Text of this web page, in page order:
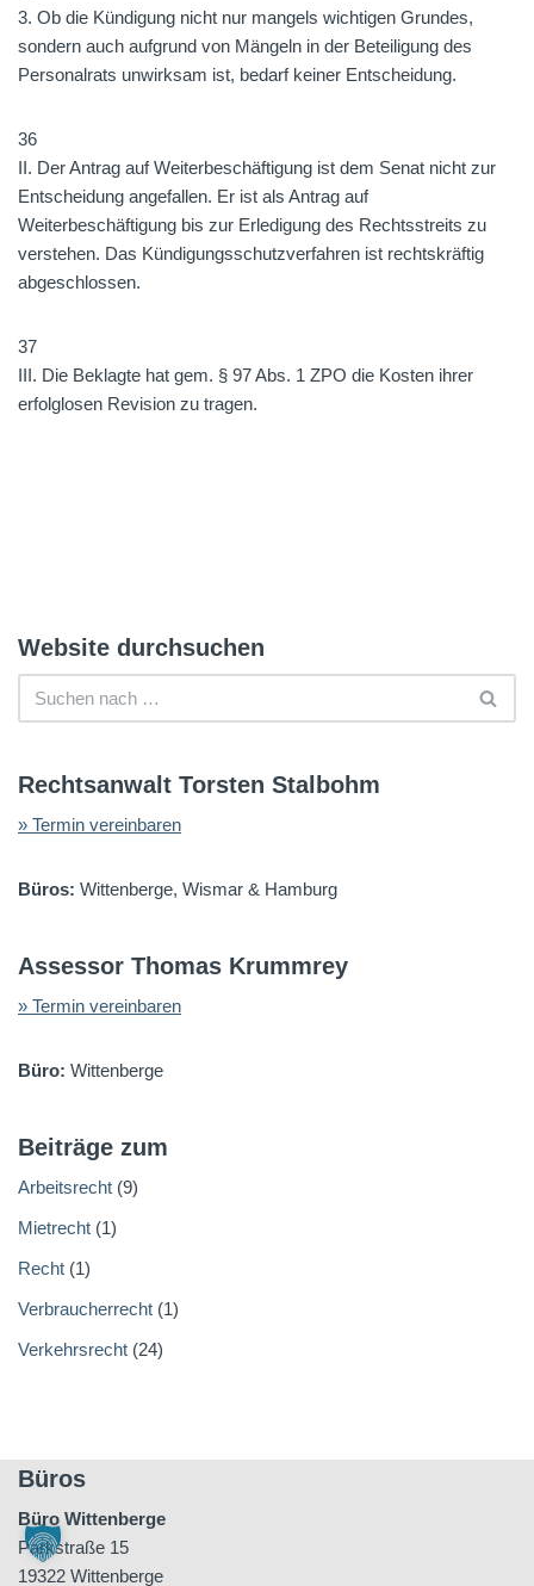
3. Ob die Kündigung nicht nur mangels wichtigen Grundes,
sondern auch aufgrund von Mängeln in der Beteiligung des
Personalrats unwirksam ist, bedarf keiner Entscheidung.
36
II. Der Antrag auf Weiterbeschäftigung ist dem Senat nicht zur
Entscheidung angefallen. Er ist als Antrag auf
Weiterbeschäftigung bis zur Erledigung des Rechtsstreits zu
verstehen. Das Kündigungsschutzverfahren ist rechtskräftig
abgeschlossen.
37
III. Die Beklagte hat gem. § 97 Abs. 1 ZPO die Kosten ihrer
erfolglosen Revision zu tragen.
Website durchsuchen
Rechtsanwalt Torsten Stalbohm
» Termin vereinbaren
Büros: Wittenberge, Wismar & Hamburg
Assessor Thomas Krummrey
» Termin vereinbaren
Büro: Wittenberge
Beiträge zum
Arbeitsrecht (9)
Mietrecht (1)
Recht (1)
Verbraucherrecht (1)
Verkehrsrecht (24)
Büros
Büro Wittenberge
Parkstraße 15
19322 Wittenberge